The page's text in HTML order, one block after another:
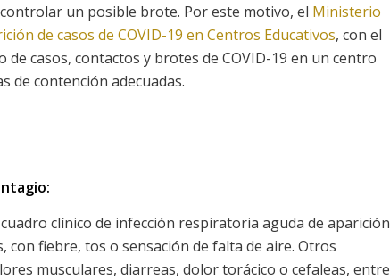
un posible brote. Por este motivo, el Ministerio
de casos de COVID-19 en Centros Educativos, con el
casos, contactos y brotes de COVID-19 en un centro
de contención adecuadas.
clínico de infección respiratoria aguda de aparición
fiebre, tos o sensación de falta de aire. Otros
musculares, diarreas, dolor torácico o cefaleas, entre